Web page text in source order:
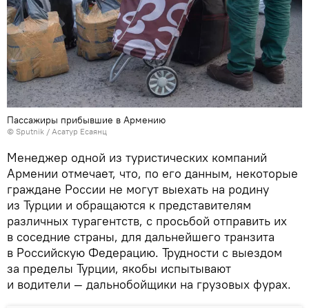
Пассажиры прибывшие в Армению
© Sputnik / Асатур Есаянц
Менеджер одной из туристических компаний
Армении отмечает, что, по его данным, некоторые
граждане России не могут выехать на родину
из Турции и обращаются к представителям
различных турагентств, с просьбой отправить их
в соседние страны, для дальнейшего транзита
в Российскую Федерацию. Трудности с выездом
за пределы Турции, якобы испытывают
и водители — дальнобойщики на грузовых фурах.